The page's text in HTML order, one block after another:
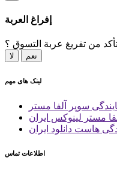
إفراغ العربة
من تفريغ عربة التسوق ؟
لا نعم
لینک های مهم
سوپر آلفا مستر
مستر لینوکس ایران
هاست دانلود ایران
اطلاعات تماس